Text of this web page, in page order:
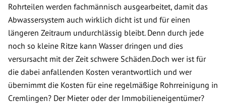
Rohrteilen werden fachmännisch ausgearbeitet, damit das
Abwassersystem auch wirklich dicht ist und für einen
längeren Zeitraum undurchlässig bleibt. Denn durch jede
noch so kleine Ritze kann Wasser dringen und dies
versursacht mit der Zeit schwere Schäden.Doch wer ist für
die dabei anfallenden Kosten verantwortlich und wer
übernimmt die Kosten für eine regelmäßige Rohrreinigung in
Cremlingen? Der Mieter oder der Immobilieneigentümer?